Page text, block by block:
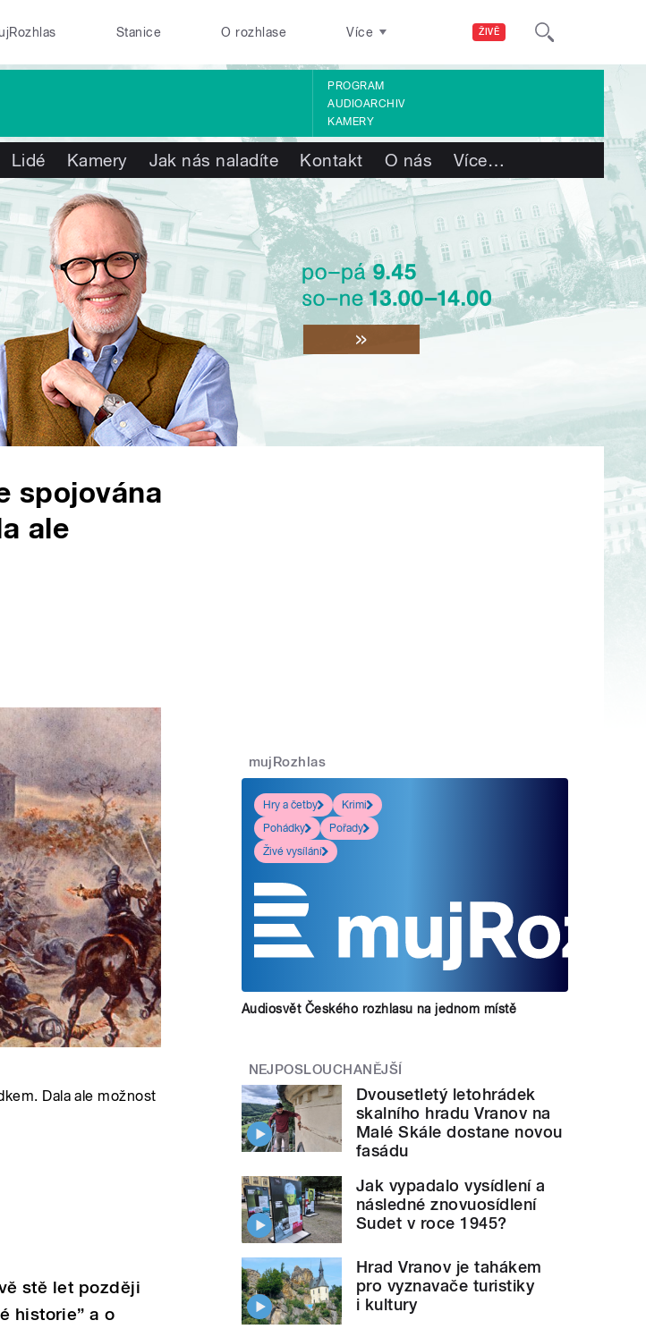
ŽIVĚ
Stanice O rozhlase Více
PROGRAM
AUDIOARCHIV
KAMERY
Lidé Kamery Jak nás naladíte Kontakt O nás Více…
spojována
ale
Dala ale možnost
stě let později
historie” a o
mujRozhlas
Hry a četby
Krimi
Pohádky
Pořady
Živé vysílání
Audiosvět Českého rozhlasu na jednom místě
NEJPOSLOUCHANĚJŠÍ
Dvousetletý letohrádek
skalního hradu Vranov na
Malé Skále dostane novou
fasádu
Jak vypadalo vysídlení a
následné znovuosídlení
Sudet v roce 1945?
Hrad Vranov je tahákem
pro vyznavače turistiky
i kultury